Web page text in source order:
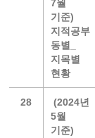
7월
기준)
지적공부
동별_
지목별
현황
28
(2024년
5월
기준)